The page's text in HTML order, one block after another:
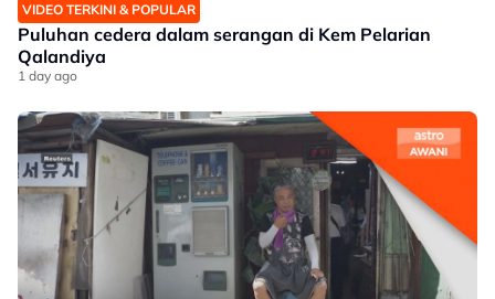
VIDEO TERKINI & POPULAR
Puluhan cedera dalam serangan di Kem Pelarian
Qalandiya
1 day ago